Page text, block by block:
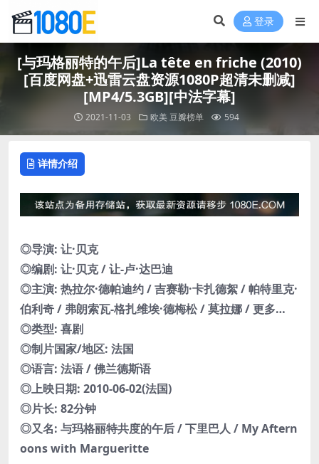
登录
[与玛格丽特的午后]La tête en friche (2010)
[百度网盘+迅雷云盘资源1080P超清未删减]
[MP4/5.3GB][中法字幕]
2021-11-03 欧美豆瓣榜单 594
详情介绍
◎导演: 让·贝克
◎编剧: 让·贝克 / 让-卢·达巴迪
◎主演: 热拉尔·德帕迪约 / 吉赛勒·卡扎德絮 / 帕特里克·
伯利奇 / 弗朗索瓦-格扎维埃·德梅松 / 莫拉娜 / 更多…
◎类型: 喜剧
◎制片国家/地区: 法国
◎语言: 法语 / 佛兰德斯语
◎上映日期: 2010-06-02(法国)
◎片长: 82分钟
◎又名: 与玛格丽特共度的午后 / 下里巴人 / My Aftern
oons with Margueritte